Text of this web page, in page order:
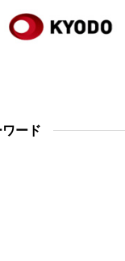
ード